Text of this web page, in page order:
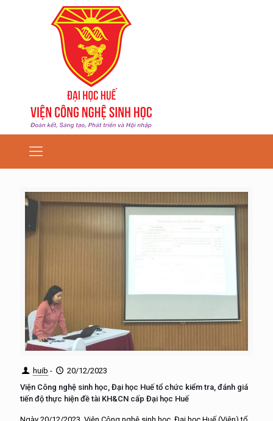
huib -
20/12/2023
Viện Công nghệ sinh học, Đại học Huế tổ chức kiểm tra, đánh giá
tiến độ thực hiện đề tài KH&CN cấp Đại học Huế
Ngày 20/12/2023, Viện Công nghệ sinh học, Đại học Huế (Viện) tổ